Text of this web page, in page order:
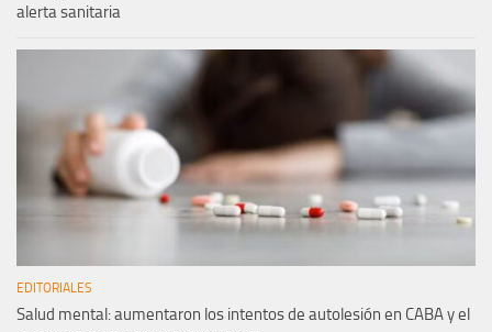
alerta sanitaria
EDITORIALES
Salud mental: aumentaron los intentos de autolesión en CABA y el